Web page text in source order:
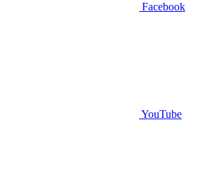
Facebook
YouTube